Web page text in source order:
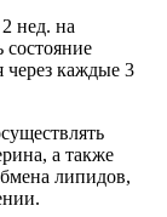
нед. на
состояние
через каждые 3
а также
липидов,